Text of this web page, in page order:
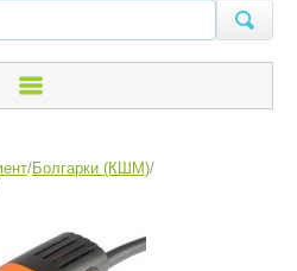
/Болгарки (КШМ)/